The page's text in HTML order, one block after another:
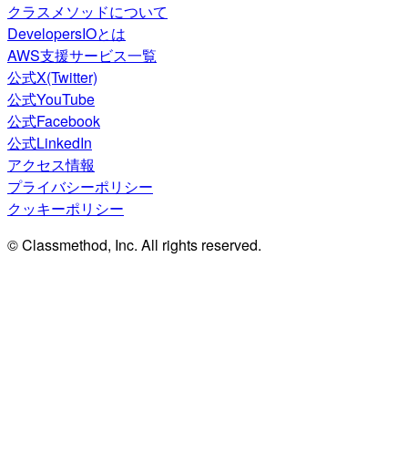
クラスメソッドについて
DevelopersIOとは
AWS支援サービス一覧
公式X(Twitter)
公式YouTube
公式Facebook
公式LinkedIn
アクセス情報
プライバシーポリシー
クッキーポリシー
© Classmethod, Inc. All rights reserved.